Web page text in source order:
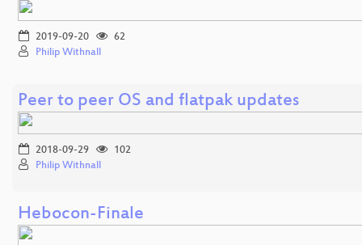
2019-09-20
62
Philip Withnall
Peer to peer OS and flatpak updates
2018-09-29
102
Philip Withnall
Hebocon-Finale